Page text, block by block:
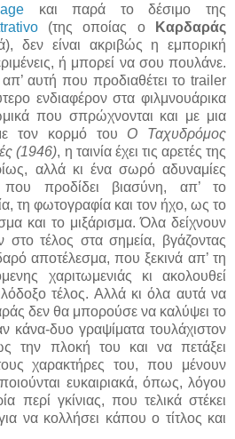
και παρά το δέσιμο της
(της οποίας ο
Καρδαράς
δεν είναι ακριβώς η εμπορική
ή μπορεί να σου πουλάνε.
αυτή που προδιαθέτει το trailer
ενδιαφέρον στα φιλμνουάρικα
που σπρώχνονται και με μια
τον κορμό του Ο Ταχυδρόμος
(1946), η ταινία έχει τις αρετές της
αλλά κι ένα σωρό αδυναμίες
προδίδει βιασύνη, απ’ το
τη φωτογραφία και τον ήχο, ως το
και το μιξάρισμα. Όλα δείχνουν
τέλος στα σημεία, βγάζοντας
αποτέλεσμα, που ξεκινά απ’ τη
χαριτωμενιάς κι ακολουθεί
τέλος. Αλλά κι όλα αυτά να
δεν θα μπορούσε να καλύψει το
κάνα-δυο γραψίματα τουλάχιστον
την πλοκή του και να πετάξει
χαρακτήρες του, που μένουν
ευκαιριακά, όπως, λόγου
περί γκίνιας, που τελικά στέκει
να κολλήσει κάπου ο τίτλος και